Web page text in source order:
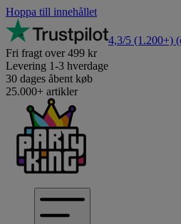
Hoppa till innehållet
4,3/5 (1.200+)
Fri fragt over 499 kr
Levering 1-3 hverdage
30 dages åbent køb
25.000+ artikler